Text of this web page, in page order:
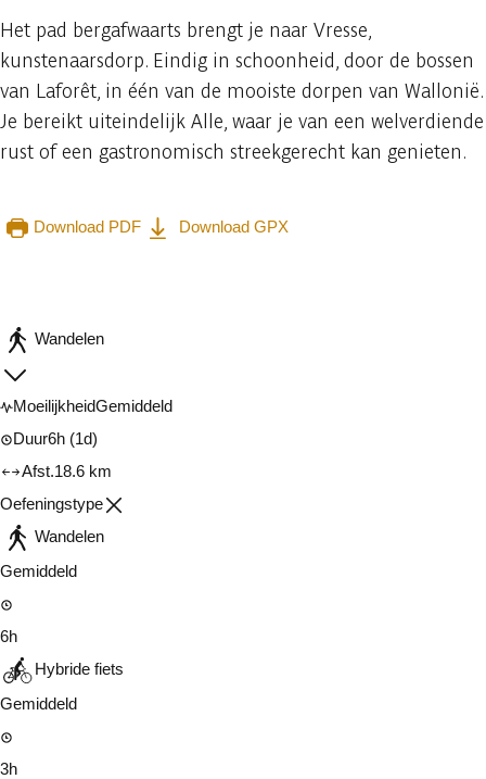
Het pad bergafwaarts brengt je naar Vresse,
kunstenaarsdorp. Eindig in schoonheid, door de bossen
van Laforêt, in één van de mooiste dorpen van Wallonië.
Je bereikt uiteindelijk Alle, waar je van een welverdiende
rust of een gastronomisch streekgerecht kan genieten.
Download PDF
Download GPX
Wandelen
MoeilijkheidGemiddeld
Duur6h (1d)
Afst.18.6 km
Oefeningstype
Wandelen
Gemiddeld
6h
Hybride fiets
Gemiddeld
3h